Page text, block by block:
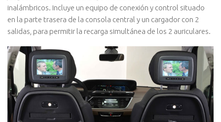
inalámbricos. Incluye un equipo de conexión y control situado
en la parte trasera de la consola central y un cargador con 2
salidas, para permitir la recarga simultánea de los 2 auriculares.